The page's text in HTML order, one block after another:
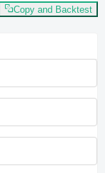
Copy and Backtest